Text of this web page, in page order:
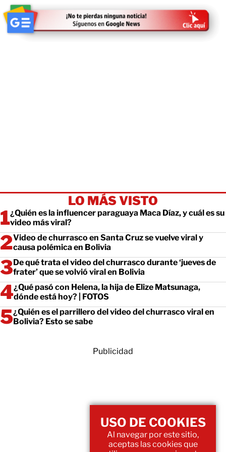
LO MÁS VISTO
¿Quién es la influencer paraguaya Maca Díaz, y cuál es su
video más viral?
Video de churrasco en Santa Cruz se vuelve viral y
causa polémica en Bolivia
De qué trata el video del churrasco durante ‘jueves de
frater’ que se volvió viral en Bolivia
¿Qué pasó con Helena, la hija de Elize Matsunaga,
dónde está hoy? | FOTOS
¿Quién es el parrillero del video del churrasco viral en
Bolivia? Esto se sabe
Publicidad
USO DE COOKIES
Al navegar por este sitio,
aceptas las cookies que